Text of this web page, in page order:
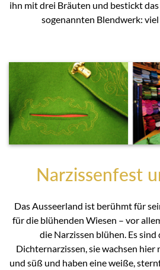
ihn mit drei Bräuten und bestickt
sogenannten Blendwerk:
Narzissenfest
Das Ausseerland ist berühmt für
für die blühenden Wiesen – vor
die Narzissen blühen. Es
Dichternarzissen, sie wachsen
und süß und haben eine weiße,